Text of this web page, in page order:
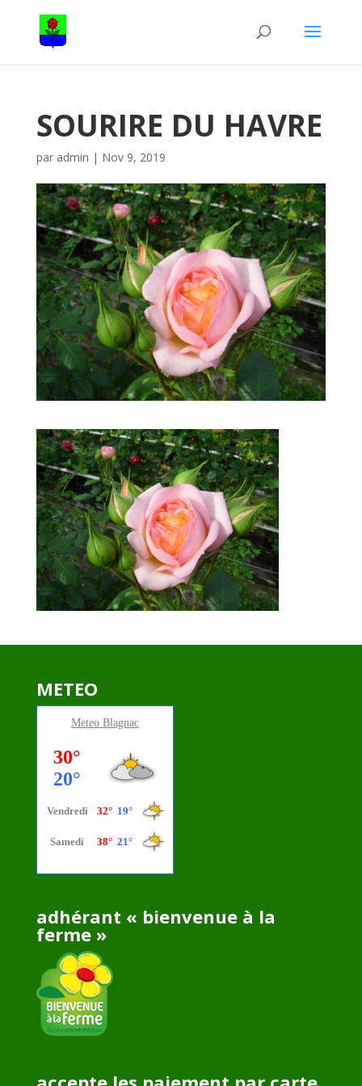
SOURIRE DU HAVRE
par admin | Nov 9, 2019
METEO
Meteo Blagnac
adhérant « bienvenue à la
ferme »